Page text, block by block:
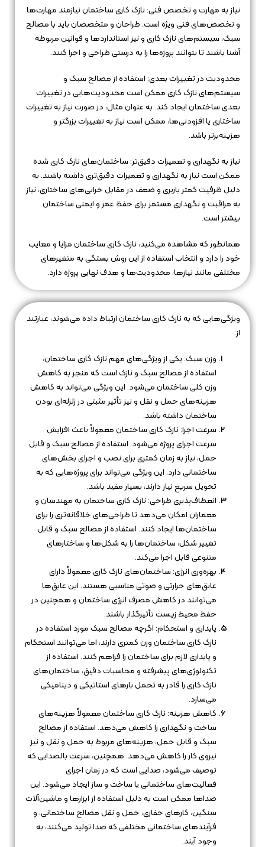
نیاز به مهارت و تخصص فنی: نازک کاری ساختمان نیازمند مهارت‌ها
و تخصص‌های فنی ویژه است. طراحان و متخصصان باید با مصالح
سبک، سیستم‌های نازک کاری و نیز استانداردها و قوانین مربوطه
آشنا باشند تا بتوانند پروژه‌ها را به درستی طراحی و اجرا کنند.
محدودیت در تغییرات بعدی: استفاده از مصالح سبک و
سیستم‌های نازک کاری ممکن است محدودیت‌هایی در تغییرات
بعدی ساختمان ایجاد کند. به عنوان مثال، در صورت نیاز به تغییرات
ساختاری یا افزودنی‌ها، ممکن است نیاز به تغییرات بزرگتر و
هزینه‌برتر باشد.
نیاز به نگهداری و تعمیرات دقیق‌تر: ساختمان‌های نازک کاری شده
ممکن است نیاز به نگهداری و تعمیرات دقیق‌تری داشته باشند. به
دلیل ظرفیت کمتر باربری و ضعف در مقابل خرابی‌های ساختاری، نیاز
به مراقبت و نگهداری مستمر برای حفظ عمر و ایمنی ساختمان
بیشتر است.
همانطور که مشاهده می‌کنید، نازک کاری ساختمان مزایا و معایب
خود را دارد و انتخاب استفاده از این روش بستگی به متغیرهای
مختلفی مانند نیازها، محدودیت‌ها و هدف نهایی پروژه دارد.
ویژگی‌هایی که به نازک کاری ساختمان ارتباط داده می‌شوند، عبارتند
از:
وزن سبک: یکی از ویژگی‌های مهم نازک کاری ساختمان،
استفاده از مصالح سبک و نازک است که منجر به کاهش
وزن کلی ساختمان می‌شود. این ویژگی می‌تواند به کاهش
هزینه‌های حمل و نقل و نیز تأثیر مثبتی در زلزله‌ای بودن
ساختمان داشته باشد.
سرعت اجرا: نازک کاری ساختمان معمولاً باعث افزایش
سرعت اجرای پروژه می‌شود. استفاده از مصالح سبک و قابل
حمل، نیاز به زمان کمتری برای نصب و اجرای بخش‌های
ساختمانی دارد. این ویژگی می‌تواند برای پروژه‌هایی که به
تحویل سریع نیاز دارند، بسیار مفید باشد.
انعطاف‌پذیری طراحی: نازک کاری ساختمان به مهندسان و
معماران امکان می‌دهد تا طراحی‌های خلاقانه‌تری را برای
ساختمان‌ها ایجاد کنند. استفاده از مصالح سبک و قابل
تغییر شکل، ساختمان‌ها را به شکل‌ها و ساختارهای
متنوعی قابل اجرا می‌کند.
بهره‌وری انرژی: ساختمان‌های نازک کاری معمولاً دارای
عایق‌های حرارتی و صوتی مناسبی هستند. این عایق‌ها
می‌توانند در کاهش مصرف انرژی ساختمان و همچنین در
حفظ محیط زیست تأثیرگذار باشند.
پایداری و استحکام: اگرچه مصالح سبک مورد استفاده در
نازک کاری ساختمان وزن کمتری دارند، اما می‌توانند استحکام
و پایداری لازم برای ساختمان را فراهم کنند. استفاده از
تکنولوژی‌های پیشرفته و محاسبات دقیق، ساختمان‌های
نازک کاری را قادر به تحمل بارهای استاتیکی و دینامیکی
می‌سازد.
کاهش هزینه: نازک کاری ساختمان معمولاً هزینه‌های
ساخت و نگهداری را کاهش می‌دهد. استفاده از مصالح
سبک و قابل حمل، هزینه‌های مربوط به حمل و نقل و نیز
نیروی کار را کاهش می‌دهد. همچنین، سرعت بالصدایی كه
توصيف می‌شود، صدایی است که در زمان اجرای
فعالیت‌های ساختمانی یا ساخت و ساز ایجاد می‌شود. این
صداها ممکن است به دلیل استفاده از ابزارها و ماشین‌آلات
سنگین، کارهای حفاری، حمل و نقل مصالح ساختمانی، و
فرآیندهای ساختمانی مختلفی که صدا تولید می‌کنند، به
وجود آیند.